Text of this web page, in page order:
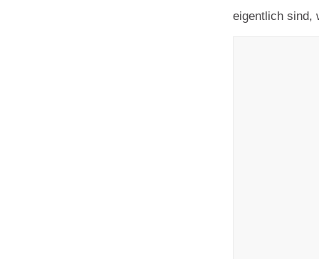
eigentlich sind,